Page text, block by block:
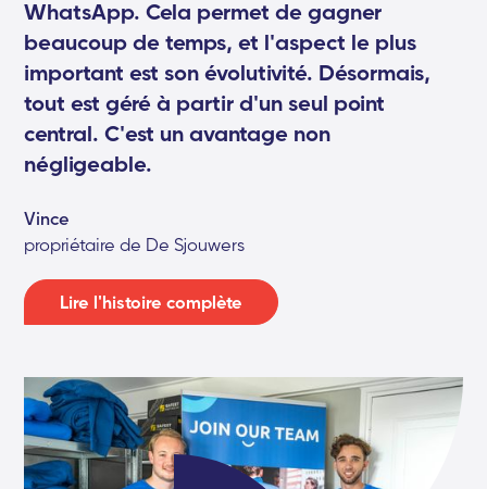
WhatsApp. Cela permet de gagner
beaucoup de temps, et l'aspect le plus
important est son évolutivité. Désormais,
tout est géré à partir d'un seul point
central. C'est un avantage non
négligeable.
Vince
propriétaire de De Sjouwers
Lire l'histoire complète